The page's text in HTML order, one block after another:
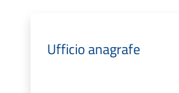
Ufficio anagrafe